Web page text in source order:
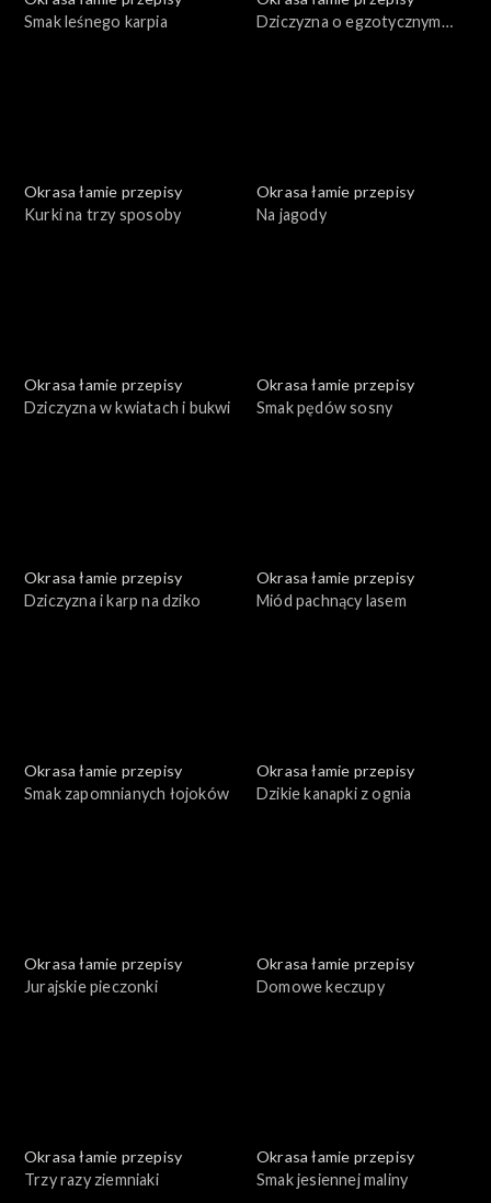
Smak leśnego karpia
Dziczyzna o egzotycznym
Okrasa łamie przepisy
Kurki na trzy sposoby
Okrasa łamie przepisy
Na jagody
Okrasa łamie przepisy
Dziczyzna w kwiatach i bukwi
Okrasa łamie przepisy
Smak pędów sosny
Okrasa łamie przepisy
Dziczyzna i karp na dziko
Okrasa łamie przepisy
Miód pachnący lasem
Okrasa łamie przepisy
Smak zapomnianych łojoków
Okrasa łamie przepisy
Dzikie kanapki z ognia
Okrasa łamie przepisy
Jurajskie pieczonki
Okrasa łamie przepisy
Domowe keczupy
Okrasa łamie przepisy
Trzy razy ziemniaki
Okrasa łamie przepisy
Smak jesiennej maliny